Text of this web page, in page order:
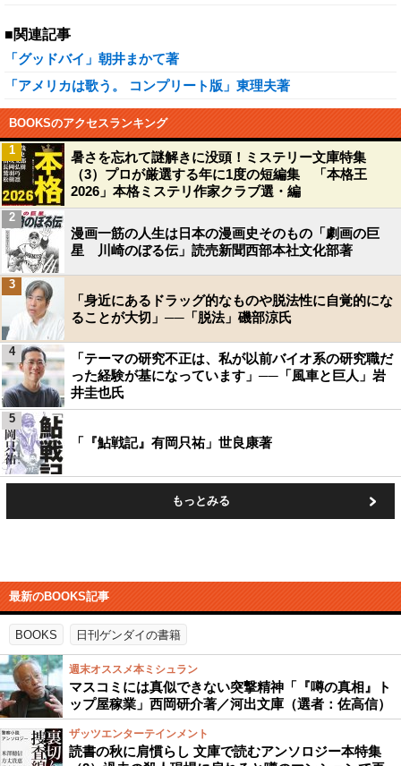
■関連記事
「グッドバイ」朝井まかて著
「アメリカは歌う。 コンプリート版」東理夫著
BOOKSのアクセスランキング
暑さを忘れて謎解きに没頭！ミステリー文庫特集
（3）プロが厳選する年に1度の短編集 「本格王
2026」本格ミステリ作家クラブ選・編
1
漫画一筋の人生は日本の漫画史そのもの「劇画の巨
星 川崎のぼる伝」読売新聞西部本社文化部著
2
「身近にあるドラッグ的なものや脱法性に自覚的にな
ることが大切」──「脱法」磯部涼氏
3
「テーマの研究不正は、私が以前バイオ系の研究職だ
った経験が基になっています」──「風車と巨人」岩
井圭也氏
4
「『鮎戦記』有岡只祐」世良康著
5
もっとみる
最新のBOOKS記事
BOOKS 日刊ゲンダイの書籍
週末オススメ本ミシュラン
マスコミには真似できない突撃精神「『噂の真相』ト
ップ屋稼業」西岡研介著／河出文庫（選者：佐高信）
ザッツエンターテインメント
読書の秋に肩慣らし 文庫で読むアンソロジー本特集